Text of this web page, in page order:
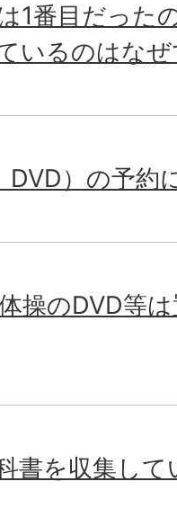
1番目だった
いるのはな
DVD）の予約
操のDVD等
書を収集し